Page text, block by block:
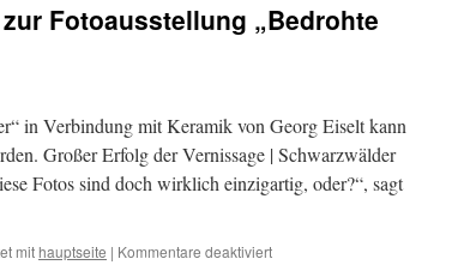
Fotoausstellung „Bedrohte
in Verbindung mit Keramik von Georg Eiselt kann
Großer Erfolg der Vernissage | Schwarzwälder
Fotos sind doch wirklich einzigartig, oder?“, sagt
mit hauptseite | Kommentare deaktiviertfür